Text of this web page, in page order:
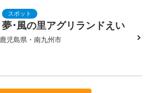
夢･風の里アグリランドえい
鹿児島県・南九州市